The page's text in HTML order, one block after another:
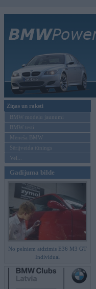
Ziņas un raksti
BMW modeļu jaunumi
BMW testi
Mēneša BMW
Sērijveida tūnings
Vel...
Gadījuma bilde
No pelniem atdzimis E36 M3 GT
Individual